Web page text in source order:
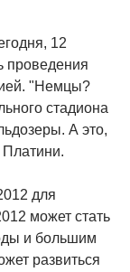
12
проведения
"Немцы?
стадиона
А это,
Платини.
для
может стать
и большим
развиться